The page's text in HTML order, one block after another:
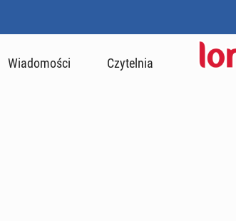
Wiadomości Czytelnia